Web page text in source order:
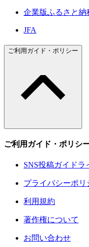
企業版ふるさと納
JFA
ご利用ガイド・ポリシー
ご利用ガイド・ポリシ
SNS投稿ガイドラ
プライバシーポリ
利用規約
著作権について
お問い合わせ